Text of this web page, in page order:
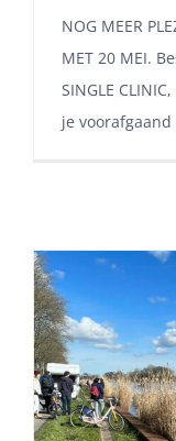
NOG MEER
MET 20 MEI.
SINGLE
je voorafgaand